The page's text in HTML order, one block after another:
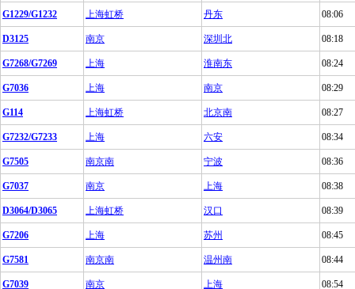
G1229/G1232 上海虹桥 丹东 08:06
D3125 南京 深圳北 08:18
G7268/G7269 上海 淮南东 08:24
G7036 上海 南京 08:29
G114 上海虹桥 北京南 08:27
G7232/G7233 上海 六安 08:34
G7505 南京南 宁波 08:36
G7037 南京 上海 08:38
D3064/D3065 上海虹桥 汉口 08:39
G7206 上海 苏州 08:45
G7581 南京南 温州南 08:44
G7039 南京 上海 08:54